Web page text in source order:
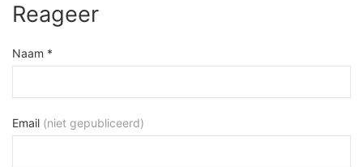
Reageer
Naam *
Email (niet gepubliceerd)